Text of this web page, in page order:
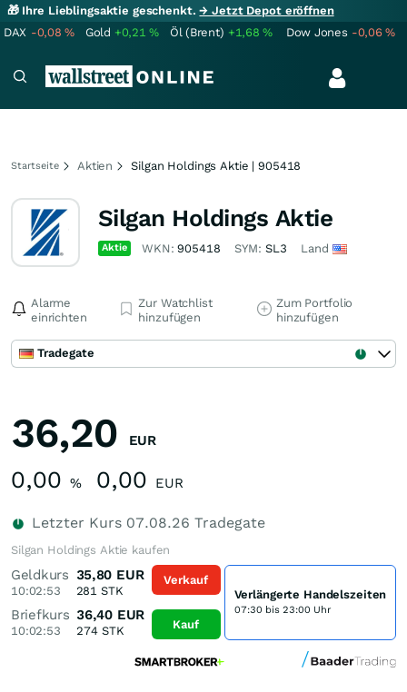
🎁 Ihre Lieblingsaktie geschenkt.→ Jetzt Depot eröffnen
DAX -0,08% Gold +0,21% Öl (Brent) +1,68% Dow Jones -0,06%
Startseite Aktien Silgan Holdings Aktie | 905418
Silgan Holdings Aktie
Aktie WKN:905418 SYM: SL3 Land
Alarme
einrichten
Zur Watchlist
hinzufügen
Zum Portfolio
hinzufügen
Tradegate
36,20 EUR
0,00 % 0,00 EUR
Letzter Kurs 07.08.26 Tradegate
Silgan Holdings Aktie kaufen
Geldkurs
10:02:53
35,80 EUR
281 STK
Briefkurs
10:02:53
36,40 EUR
274STK
Verkauf
Kauf
Verlängerte Handelszeiten
07:30 bis 23:00 Uhr